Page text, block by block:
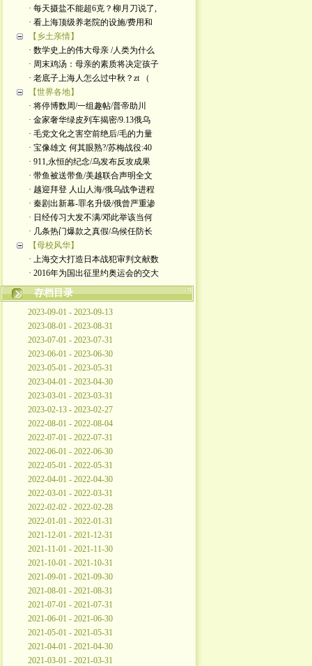
· 每天摄盐不能超6克？柳月刀说了,
· 看上海顶级养老院的设施/费用和
【乡土亲情】
· 数学史上的伟大母亲 /人类为什么
· 周末鸡汤：母亲的素质将决定孩子
· 老底子上海人怎么过中秋？zt （
【世界各地】
· 将停博数周/一组趣帖/普帝助川
· 金家奢华绿皮列车揭密/9.13俄乌
· 毛党文化之害空前绝后/毛的力量
· 宝像雄文 何其眼熟?/苏梅战役:40
· 911,永恒的纪念/乌发布反攻成果
· 带鱼被送带鱼/美越联合声明全文
· 越迎拜登 人山人海/俄乌战争进程
· 秦剧出新幕-罪名升级/俄曾严重渗
· 日经传习大发不满/邓此举该当何
· 几条热门爆款之真假/乌候任防长
【母校风华】
· 上海交大打造日本战犯审判文献数
· 2016年为国出征里约奥运会的交大
存档目录
2023-09-01 - 2023-09-13
2023-08-01 - 2023-08-31
2023-07-01 - 2023-07-31
2023-06-01 - 2023-06-30
2023-05-01 - 2023-05-31
2023-04-01 - 2023-04-30
2023-03-01 - 2023-03-31
2023-02-13 - 2023-02-27
2022-08-01 - 2022-08-04
2022-07-01 - 2022-07-31
2022-06-01 - 2022-06-30
2022-05-01 - 2022-05-31
2022-04-01 - 2022-04-30
2022-03-01 - 2022-03-31
2022-02-02 - 2022-02-28
2022-01-01 - 2022-01-31
2021-12-01 - 2021-12-31
2021-11-01 - 2021-11-30
2021-10-01 - 2021-10-31
2021-09-01 - 2021-09-30
2021-08-01 - 2021-08-31
2021-07-01 - 2021-07-31
2021-06-01 - 2021-06-30
2021-05-01 - 2021-05-31
2021-04-01 - 2021-04-30
2021-03-01 - 2021-03-31